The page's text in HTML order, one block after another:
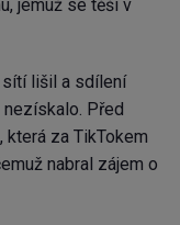
jemuž se těší v
lišil a sdílení
Před
za TikTokem
nabral zájem o